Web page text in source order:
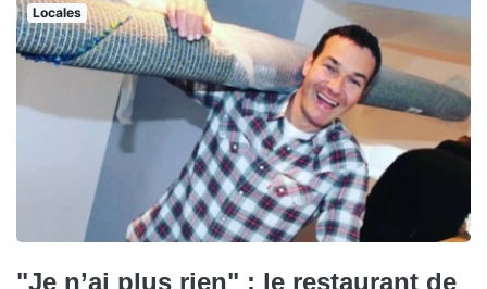
Locales
"Je n’ai plus rien" : le restaurant de